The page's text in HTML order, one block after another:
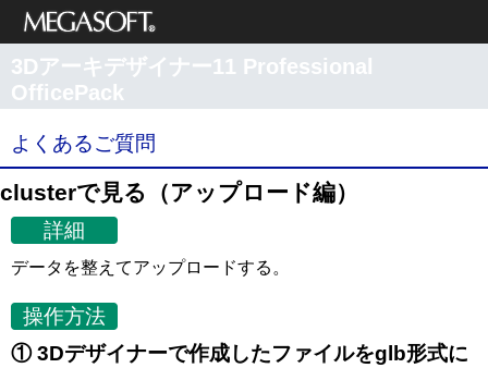
メガソフト株式
会社
3Dアーキデザイナー11 Professional
OfficePack
サポート情報
よくあるご質問
clusterで見る（アップロード編）
詳細
データを整えてアップロードする。
操作方法
① 3Dデザイナーで作成したファイルをglb形式に